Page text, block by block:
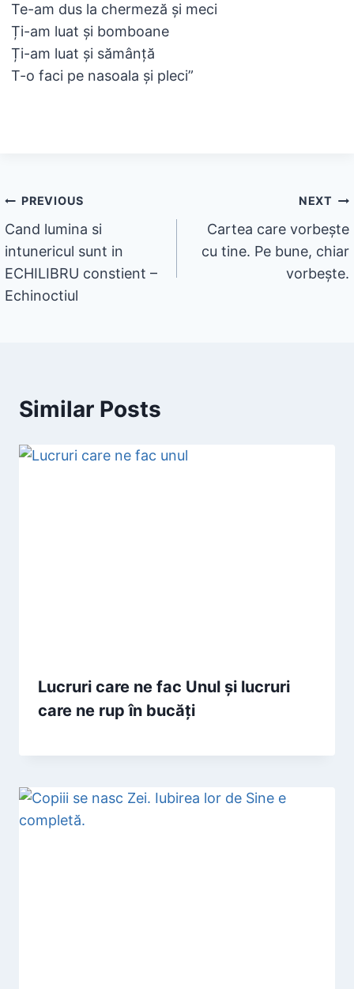
Te-am dus la chermeză și meci
Ți-am luat și bomboane
Ți-am luat și sămânță
T-o faci pe nasoala și pleci”
Navigare
în
articole
PREVIOUS
Cand lumina si
intunericul sunt in
ECHILIBRU constient –
Echinoctiul
NEXT
Cartea care vorbește
cu tine. Pe bune, chiar
vorbește.
Similar Posts
Lucruri care ne fac Unul și lucruri
care ne rup în bucăți